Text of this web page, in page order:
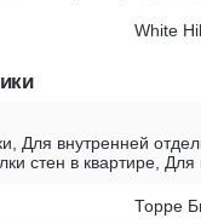
White
Для внутренней
стен в квартире,
Торре